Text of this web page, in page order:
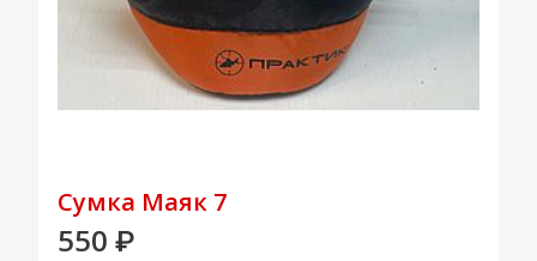
Сумка Маяк 7
550 ₽